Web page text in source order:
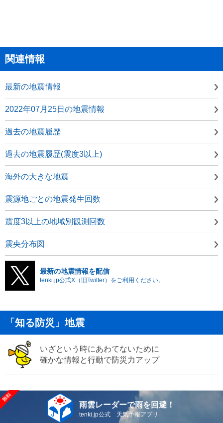
関連情報
最新の地震情報
2022年07月25日の地震情報
過去の地震履歴
過去の地震履歴(震度3以上)
海外の大きな地震
震源地ごとの地震発生回数
震度3以上の地域別観測回数
震央分布図
最新の地震情報を配信
tenki.jp公式X（旧Twitter）をご利用ください。
「知る防災」地震
いざという時にあわてないために
確かな情報と行動で防災力アップ
雨雲レーダーで雨を回避！
tenki.jp公式 天気予報アプリ